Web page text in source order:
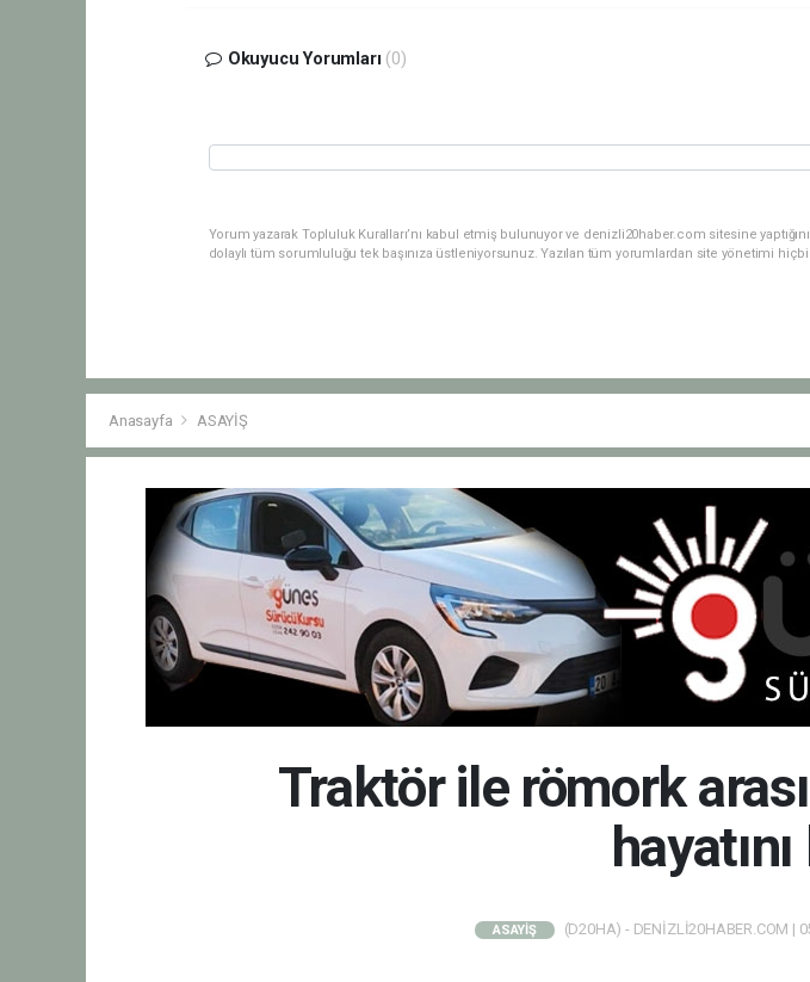
Okuyucu Yorumları (0)
Yorum yazarak Topluluk Kuralları’nı kabul etmiş bulunuyor ve denizli20haber.com sitesine
dolaylı tüm sorumluluğu tek başınıza üstleniyorsunuz. Yazılan tüm yorumlardan site yönetimi
Anasayfa ASAYİŞ
Traktör ile römork
ASAYİŞ (D20HA) - DENİZLİ20HABER.COM |